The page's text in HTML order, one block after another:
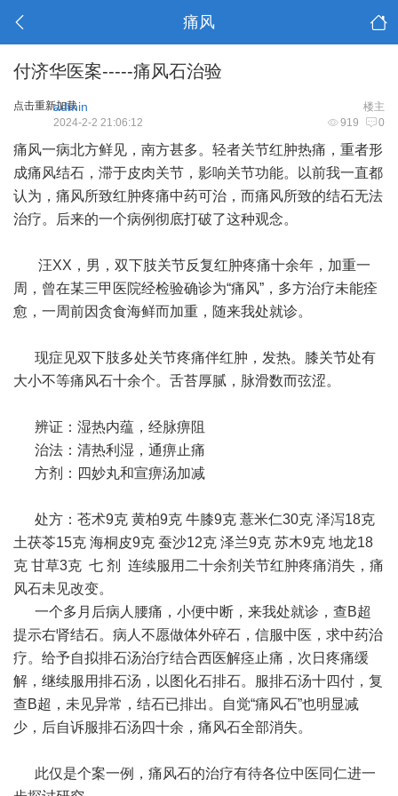
痛风
付济华医案-----痛风石治验
点击重新加载 楼主
admin
919 0
2024-2-2 21:06:12
痛风一病北方鲜见，南方甚多。轻者关节红肿热痛，重者形
成痛风结石，滞于皮肉关节，影响关节功能。以前我一直都
认为，痛风所致红肿疼痛中药可治，而痛风所致的结石无法
治疗。后来的一个病例彻底打破了这种观念。
汪XX，男，双下肢关节反复红肿疼痛十余年，加重一
周，曾在某三甲医院经检验确诊为“痛风”，多方治疗未能痊
愈，一周前因贪食海鲜而加重，随来我处就诊。
现症见双下肢多处关节疼痛伴红肿，发热。膝关节处有
大小不等痛风石十余个。舌苔厚腻，脉滑数而弦涩。
辨证：湿热内蕴，经脉痹阻
治法：清热利湿，通痹止痛
方剂：四妙丸和宣痹汤加减
处方：苍术9克 黄柏9克 牛膝9克 薏米仁30克 泽泻18克
土茯苓15克 海桐皮9克 蚕沙12克 泽兰9克 苏木9克 地龙18
克 甘草3克 七 剂 连续服用二十余剂关节红肿疼痛消失，痛
风石未见改变。
一个多月后病人腰痛，小便中断，来我处就诊，查B超
提示右肾结石。病人不愿做体外碎石，信服中医，求中药治
疗。给予自拟排石汤治疗结合西医解痉止痛，次日疼痛缓
解，继续服用排石汤，以图化石排石。服排石汤十四付，复
查B超，未见异常，结石已排出。自觉“痛风石”也明显减
少，后自诉服排石汤四十余，痛风石全部消失。
此仅是个案一例，痛风石的治疗有待各位中医同仁进一